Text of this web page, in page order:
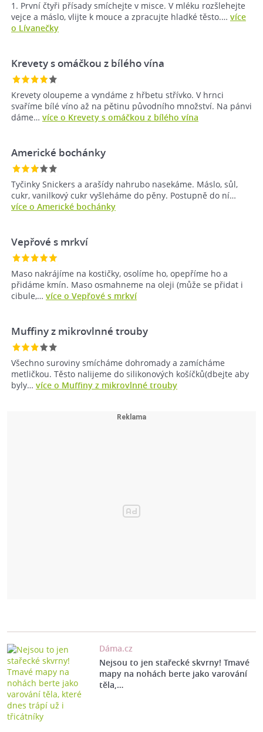
1. První čtyři přísady smíchejte v misce. V mléku rozšlehejte
vejce a máslo, vlijte k mouce a zpracujte hladké těsto.… více
o Lívanečky
Krevety s omáčkou z bílého vína
Krevety oloupeme a vyndáme z hřbetu střívko. V hrnci
svaříme bílé víno až na pětinu původního množství. Na pánvi
dáme… více o Krevety s omáčkou z bílého vína
Americké bochánky
Tyčinky Snickers a arašídy nahrubo nasekáme. Máslo, sůl,
cukr, vanilkový cukr vyšleháme do pěny. Postupně do ní…
více o Americké bochánky
Vepřové s mrkví
Maso nakrájíme na kostičky, osolíme ho, opepříme ho a
přidáme kmín. Maso osmahneme na oleji (může se přidat i
cibule,… více o Vepřové s mrkví
Muffiny z mikrovlnné trouby
Všechno suroviny smícháme dohromady a zamícháme
metličkou. Těsto nalijeme do silikonových košíčků(dbejte aby
byly… více o Muffiny z mikrovlnné trouby
Dáma.cz
Nejsou to jen stařecké skvrny! Tmavé
mapy na nohách berte jako varování
těla,…